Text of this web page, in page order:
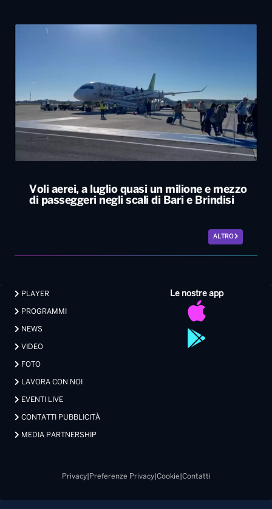
Voli aerei, a luglio quasi un milione e mezzo
di passeggeri negli scali di Bari e Brindisi
ALTRO
Le nostre app
PLAYER
PROGRAMMI
NEWS
VIDEO
FOTO
LAVORA CON NOI
EVENTI LIVE
CONTATTI PUBBLICITÀ
MEDIA PARTNERSHIP
Privacy| Preferenze Privacy| Cookie Contatti